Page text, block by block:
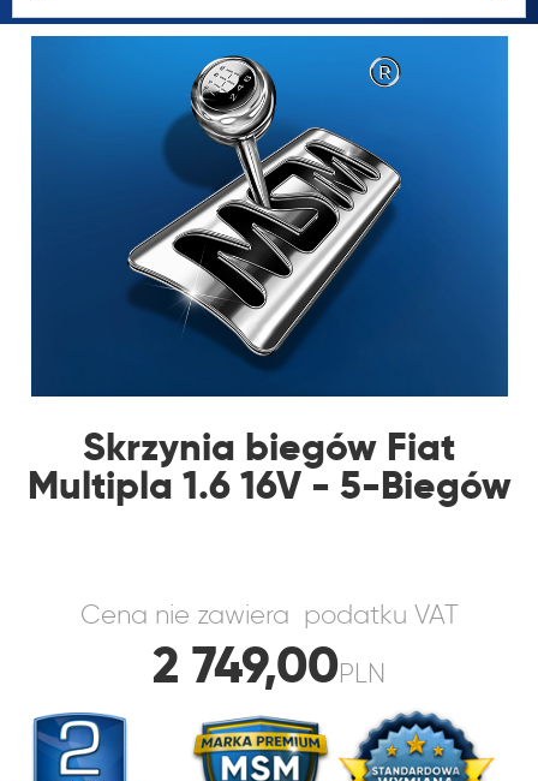
Skrzynia biegów Fiat
Multipla 1.6 16V - 5-Biegów
Cena nie zawiera podatku VAT
2 749,00PLN